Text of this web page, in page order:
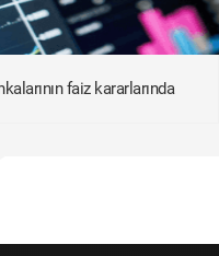
faiz kararlarında